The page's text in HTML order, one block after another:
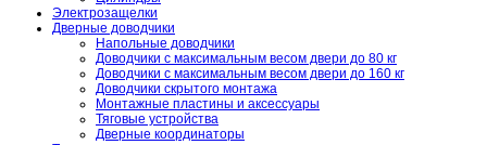
Электрозащелки
Дверные доводчики
Напольные доводчики
Доводчики с максимальным весом двери до 80 кг
Доводчики с максимальным весом двери до 160 кг
Доводчики скрытого монтажа
Монтажные пластины и аксессуары
Тяговые устройства
Дверные координаторы